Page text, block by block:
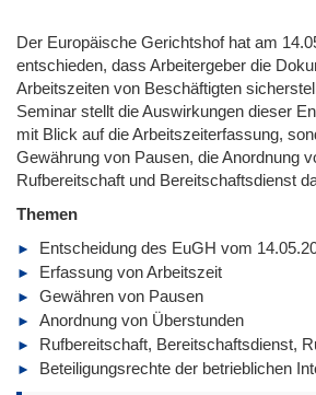
Der Europäische Gerichtshof hat am
entschieden, dass Arbeitergeber die
Arbeitszeiten von Beschäftigten
Seminar stellt die Auswirkungen dieser
mit Blick auf die Arbeitszeiterfassung,
Gewährung von Pausen, die Anordnung
Rufbereitschaft und Bereitschaftsdienst
Themen
Entscheidung des EuGH vom
Erfassung von Arbeitszeit
Gewähren von Pausen
Anordnung von Überstunden
Rufbereitschaft, Bereitschaftsdienst,
Beteiligungsrechte der betrieblichen